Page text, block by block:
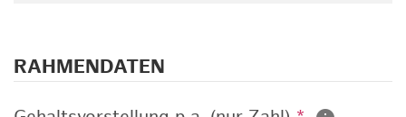
RAHMENDATEN